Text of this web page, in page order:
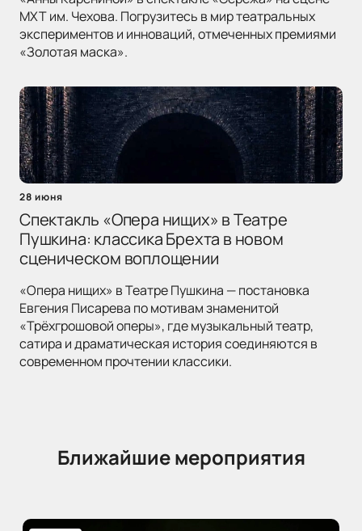
МХТ им. Чехова. Погрузитесь в мир театральных
экспериментов и инноваций, отмеченных премиями
«Золотая маска».
28 июня
Спектакль «Опера нищих» в Театре
Пушкина: классика Брехта в новом
сценическом воплощении
«Опера нищих» в Театре Пушкина — постановка
Евгения Писарева по мотивам знаменитой
«Трёхгрошовой оперы», где музыкальный театр,
сатира и драматическая история соединяются в
современном прочтении классики.
Ближайшие мероприятия